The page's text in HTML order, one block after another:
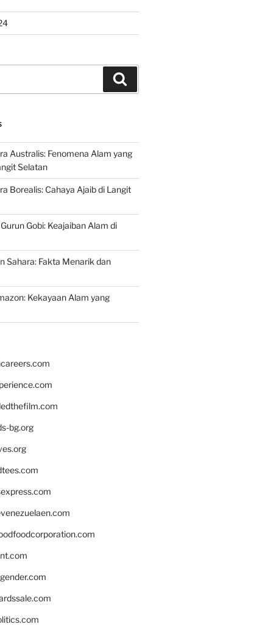
Australis: Fenomena Alam yang
Selatan
Borealis: Cahaya Ajaib di Langit
Gobi: Keajaiban Alam di
Sahara: Fakta Menarik dan
Kekayaan Alam yang
bg.org